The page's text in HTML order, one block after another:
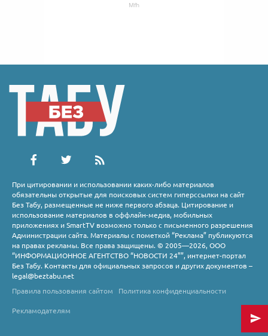
Mfh
При цитировании и использовании каких-либо материалов
обязательны открытые для поисковых систем гиперссылки на сайт
Без Табу, размещенные не ниже первого абзаца. Цитирование и
использование материалов в оффлайн-медиа, мобильных
приложениях и SmartTV возможно только с письменного разрешения
Администрации сайта. Материалы с пометкой “Реклама” публикуются
на правах рекламы. Все права защищены. © 2005—2026, ООО
“ИНФОРМАЦИОННОЕ АГЕНТСТВО “НОВОСТИ 24””, интернет-портал
Без Табу. Контакты для официальных запросов и других документов –
legal@beztabu.net
Правила пользования сайтом
Политика конфиденциальности
Рекламодателям